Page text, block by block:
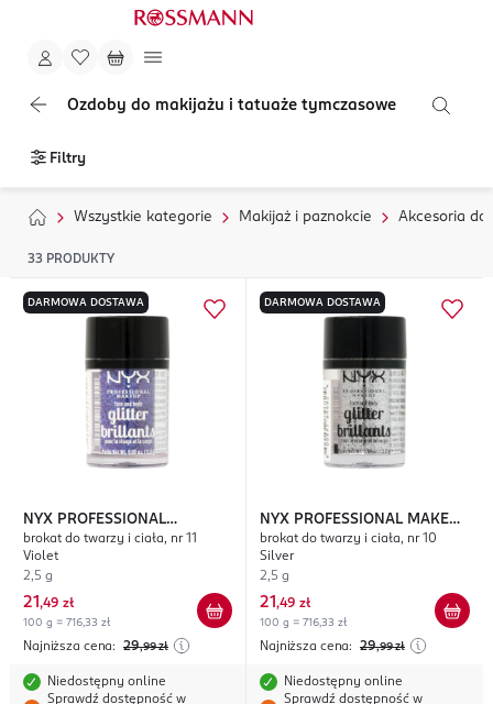
Ozdoby do makijażu i tatuaże tymczasowe
Filtry
Wszystkie kategorie Makijaż i paznokcie Akcesoria do
33 PRODUKTY
DARMOWA DOSTAWA
NYX PROFESSIONAL
MAKEUP Glitter Brillants
brokat do twarzy i ciała, nr 11
Violet
2,5 g
21 ,49 zł
100 g = 716,33 zł
Najniższa cena: 29,99 zł
Niedostępny online
Sprawdź dostępność w
DARMOWA DOSTAWA
NYX PROFESSIONAL MAKEUP
Glitter Brillants
brokat do twarzy i ciała, nr 10
Silver
2,5 g
21 ,49 zł
100 g = 716,33 zł
Najniższa cena: 29,99 zł
Niedostępny online
Sprawdź dostępność w